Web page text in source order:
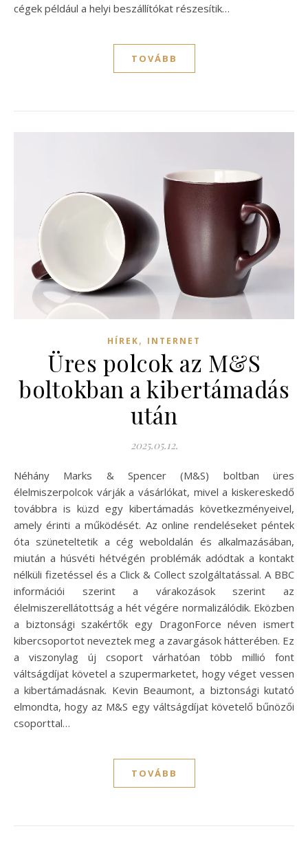
cégek például a helyi beszállítókat részesítik…
TOVÁBB
HÍREK, INTERNET
Üres polcok az M&S
boltokban a kibertámadás
után
2025.05.12.
Néhány Marks & Spencer (M&S) boltban üres
élelmiszerpolcok várják a vásárlókat, mivel a kiskereskedő
továbbra is küzd egy kibertámadás következményeivel,
amely érinti a működését. Az online rendeléseket péntek
óta szüneteltetik a cég weboldalán és alkalmazásában,
miután a húsvéti hétvégén problémák adódtak a kontakt
nélküli fizetéssel és a Click & Collect szolgáltatással. A BBC
információi szerint a várakozások szerint az
élelmiszerellátottság a hét végére normalizálódik. Eközben
a biztonsági szakértők egy DragonForce néven ismert
kibercsoportot neveztek meg a zavargások hátterében. Ez
a viszonylag új csoport várhatóan több millió font
váltságdíjat követel a szupermarketet, hogy véget vessen
a kibertámadásnak. Kevin Beaumont, a biztonsági kutató
elmondta, hogy az M&S egy váltságdíjat követelő bűnözői
csoporttal…
TOVÁBB